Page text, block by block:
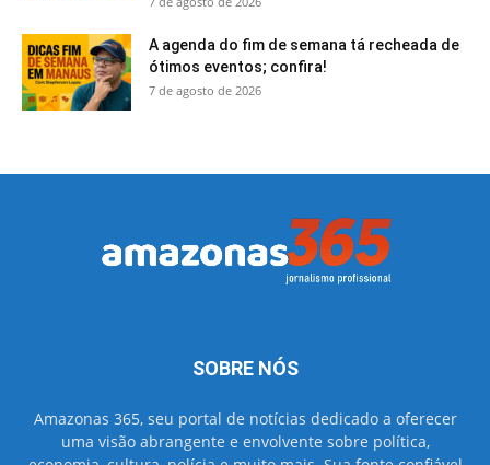
A agenda do fim de semana tá recheada de
ótimos eventos; confira!
7 de agosto de 2026
SOBRE NÓS
Amazonas 365, seu portal de notícias dedicado a oferecer
uma visão abrangente e envolvente sobre política,